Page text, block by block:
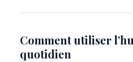
Comment utiliser
quotidien